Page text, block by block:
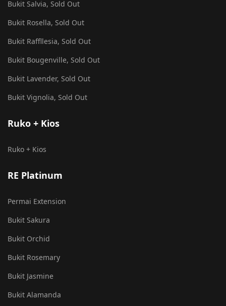
Bukit Salvia, Sold Out
Bukit Rosella, Sold Out
Bukit Raffllesia, Sold Out
Bukit Bougenville, Sold Out
Bukit Lavender, Sold Out
Bukit Vignolia, Sold Out
Ruko + Kios
Ruko + Kios
RE Platinum
Permai Extension
Bukit Sakura
Bukit Orchid
Bukit Rosemary
Bukit Jasmine
Bukit Alamanda